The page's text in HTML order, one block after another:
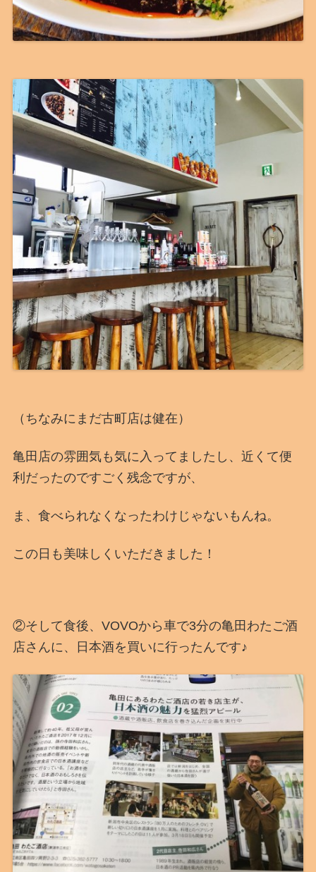
（ちなみにまだ古町店は健在）
亀田店の雰囲気も気に入ってましたし、近くて便
利だったのですごく残念ですが、
ま、食べられなくなったわけじゃないもんね。
この日も美味しくいただきました！
②そして食後、VOVOから車で3分の亀田わたご酒
店さんに、日本酒を買いに行ったんです♪